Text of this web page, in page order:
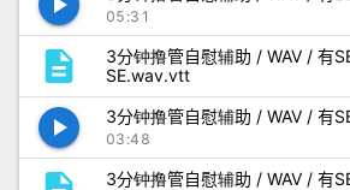
05:31
description
3分钟撸管自慰辅助 / WAV / 有
SE.wav.vtt
play_arrow 3分钟撸管自慰辅助 / WAV / 有
03:48
3分钟撸管自慰辅助 / WAV / 有